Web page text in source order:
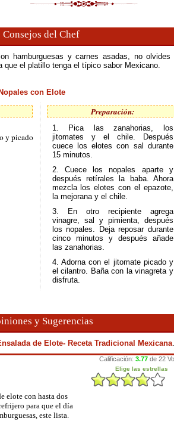
Consejos del Chef
hamburguesas y carnes asadas, no olvides
que el platillo tenga el típico sabor Mexicano.
con Elote
y picado
Preparación:
1. Pica las zanahorias, los
jitomates y el chile. Después
cuece los elotes con sal durante
15 minutos.
2. Cuece los nopales aparte y
después retírales la baba. Ahora
mezcla los elotes con el epazote,
la mejorana y el chile.
3. En otro recipiente agrega
vinagre, sal y pimienta, después
los nopales. Deja reposar durante
cinco minutos y después añade
las zanahorias.
4. Adorna con el jitomate picado y
el cilantro. Baña con la vinagreta y
disfruta.
y Sugerencias
de Elote- Receta Tradicional Mexicana
elote con hasta dos
para que el día
este lista.